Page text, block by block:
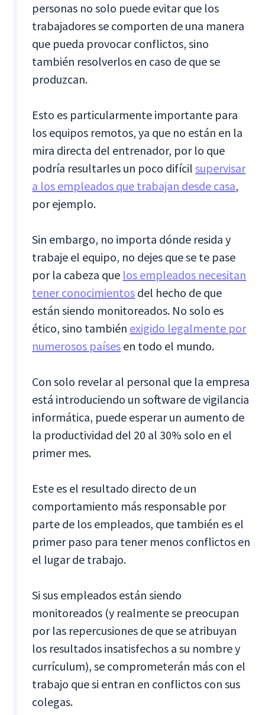
personas no solo puede evitar que los
trabajadores se comporten de una manera
que pueda provocar conflictos, sino
también resolverlos en caso de que se
produzcan.
Esto es particularmente importante para
los equipos remotos, ya que no están en la
mira directa del entrenador, por lo que
podría resultarles un poco difícilsupervisar
a los empleados que trabajan desde casa,
por ejemplo.
Sin embargo, no importa dónde resida y
trabaje el equipo, no dejes que se te pase
por la cabeza que los empleados necesitan
tener conocimientos del hecho de que
están siendo monitoreados. No solo es
ético, sino también exigido legalmente por
numerosos países en todo el mundo.
Con solo revelar al personal que la empresa
está introduciendo un software de vigilancia
informática, puede esperar un aumento de
la productividad del 20 al 30% solo en el
primer mes.
Este es el resultado directo de un
comportamiento más responsable por
parte de los empleados, que también es el
primer paso para tener menos conflictos en
el lugar de trabajo.
Si sus empleados están siendo
monitoreados (y realmente se preocupan
por las repercusiones de que se atribuyan
los resultados insatisfechos a su nombre y
currículum), se comprometerán más con el
trabajo que si entran en conflictos con sus
colegas.